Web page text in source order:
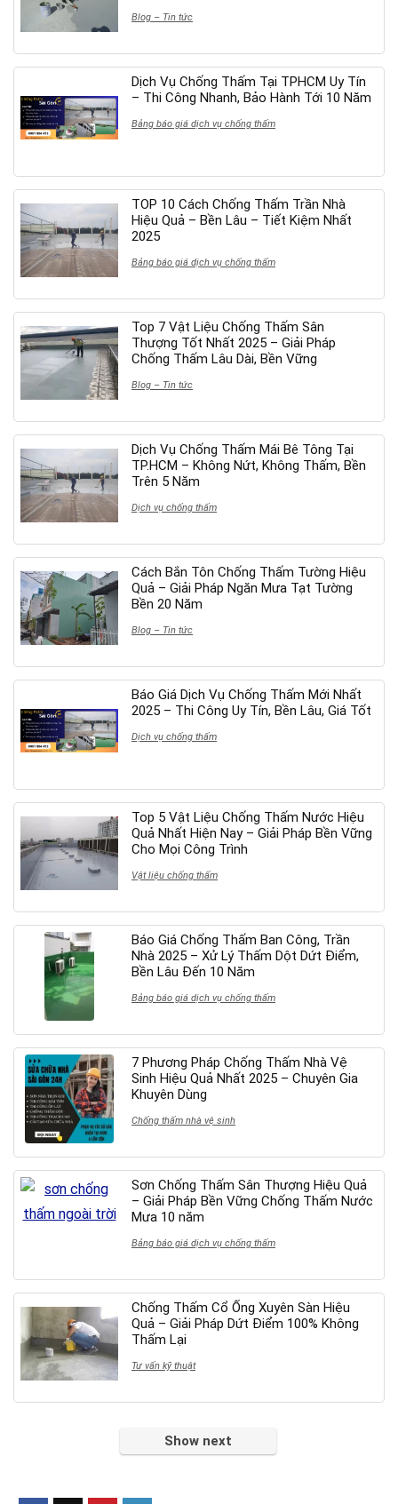
Blog – Tin tức
Dịch Vụ Chống Thấm Tại TPHCM Uy Tín
– Thi Công Nhanh, Bảo Hành Tới 10 Năm
Bảng báo giá dịch vụ chống thấm
TOP 10 Cách Chống Thấm Trần Nhà
Hiệu Quả – Bền Lâu – Tiết Kiệm Nhất
2025
Bảng báo giá dịch vụ chống thấm
Top 7 Vật Liệu Chống Thấm Sân
Thượng Tốt Nhất 2025 – Giải Pháp
Chống Thấm Lâu Dài, Bền Vững
Blog – Tin tức
Dịch Vụ Chống Thấm Mái Bê Tông Tại
TP.HCM – Không Nứt, Không Thấm, Bền
Trên 5 Năm
Dịch vụ chống thấm
Cách Bắn Tôn Chống Thấm Tường Hiệu
Quả – Giải Pháp Ngăn Mưa Tạt Tường
Bền 20 Năm
Blog – Tin tức
Báo Giá Dịch Vụ Chống Thấm Mới Nhất
2025 – Thi Công Uy Tín, Bền Lâu, Giá Tốt
Dịch vụ chống thấm
Top 5 Vật Liệu Chống Thấm Nước Hiệu
Quả Nhất Hiện Nay – Giải Pháp Bền Vững
Cho Mọi Công Trình
Vật liệu chống thấm
Báo Giá Chống Thấm Ban Công, Trần
Nhà 2025 – Xử Lý Thấm Dột Dứt Điểm,
Bền Lâu Đến 10 Năm
Bảng báo giá dịch vụ chống thấm
7 Phương Pháp Chống Thấm Nhà Vệ
Sinh Hiệu Quả Nhất 2025 – Chuyên Gia
Khuyên Dùng
Chống thấm nhà vệ sinh
Sơn Chống Thấm Sân Thượng Hiệu Quả
– Giải Pháp Bền Vững Chống Thấm Nước
Mưa 10 năm
Bảng báo giá dịch vụ chống thấm
Chống Thấm Cổ Ống Xuyên Sàn Hiệu
Quả – Giải Pháp Dứt Điểm 100% Không
Thấm Lại
Tư vấn kỹ thuật
Show next